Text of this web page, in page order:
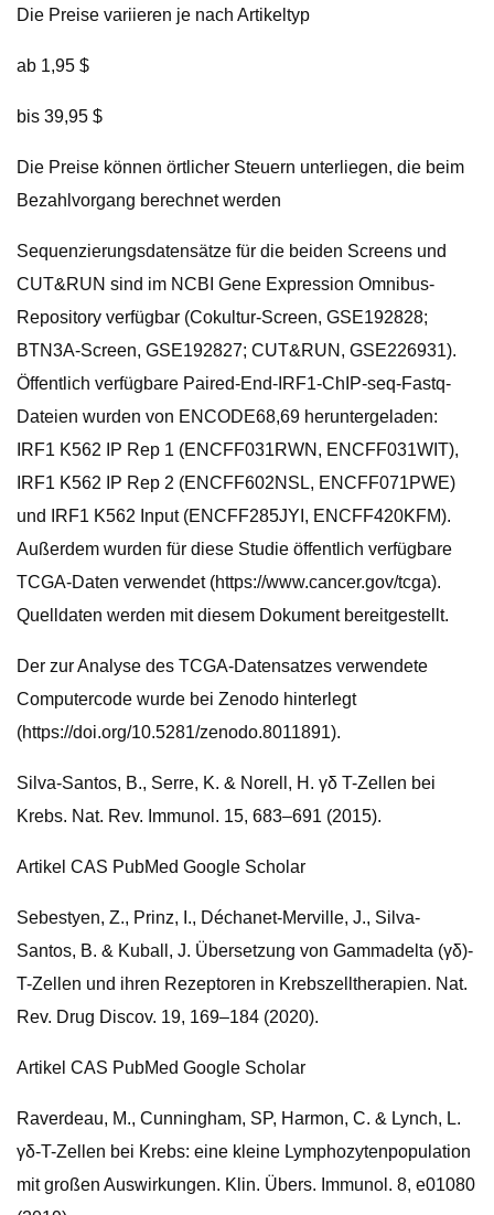
Die Preise variieren je nach Artikeltyp
ab 1,95 $
bis 39,95 $
Die Preise können örtlicher Steuern unterliegen, die beim
Bezahlvorgang berechnet werden
Sequenzierungsdatensätze für die beiden Screens und
CUT&RUN sind im NCBI Gene Expression Omnibus-
Repository verfügbar (Cokultur-Screen, GSE192828;
BTN3A-Screen, GSE192827; CUT&RUN, GSE226931).
Öffentlich verfügbare Paired-End-IRF1-ChIP-seq-Fastq-
Dateien wurden von ENCODE68,69 heruntergeladen:
IRF1 K562 IP Rep 1 (ENCFF031RWN, ENCFF031WIT),
IRF1 K562 IP Rep 2 (ENCFF602NSL, ENCFF071PWE)
und IRF1 K562 Input (ENCFF285JYI, ENCFF420KFM).
Außerdem wurden für diese Studie öffentlich verfügbare
TCGA-Daten verwendet (https://www.cancer.gov/tcga).
Quelldaten werden mit diesem Dokument bereitgestellt.
Der zur Analyse des TCGA-Datensatzes verwendete
Computercode wurde bei Zenodo hinterlegt
(https://doi.org/10.5281/zenodo.8011891).
Silva-Santos, B., Serre, K. & Norell, H. γδ T-Zellen bei
Krebs. Nat. Rev. Immunol. 15, 683–691 (2015).
Artikel CAS PubMed Google Scholar
Sebestyen, Z., Prinz, I., Déchanet-Merville, J., Silva-
Santos, B. & Kuball, J. Übersetzung von Gammadelta (γδ)-
T-Zellen und ihren Rezeptoren in Krebszelltherapien. Nat.
Rev. Drug Discov. 19, 169–184 (2020).
Artikel CAS PubMed Google Scholar
Raverdeau, M., Cunningham, SP, Harmon, C. & Lynch, L.
γδ-T-Zellen bei Krebs: eine kleine Lymphozytenpopulation
mit großen Auswirkungen. Klin. Übers. Immunol. 8, e01080